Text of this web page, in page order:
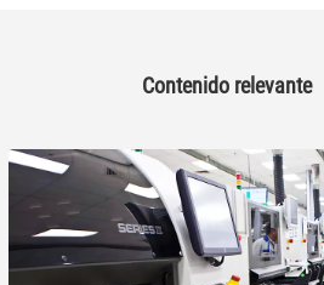
Contenido relevante